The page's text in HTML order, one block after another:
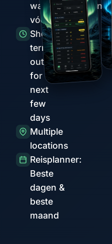
waarschuwingen
vóór pieken
Short-
term
outlook
for the
next
few
days
Multiple
locations
Reisplanner:
Beste
dagen &
beste
maand